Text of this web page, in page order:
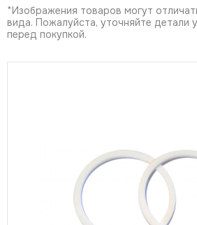
*Изображения товаров могут
вида. Пожалуйста, уточняйте детали
перед покупкой.